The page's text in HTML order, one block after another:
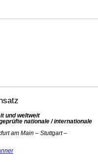
und weltweit
nationale / internationale
am Main – Stuttgart –